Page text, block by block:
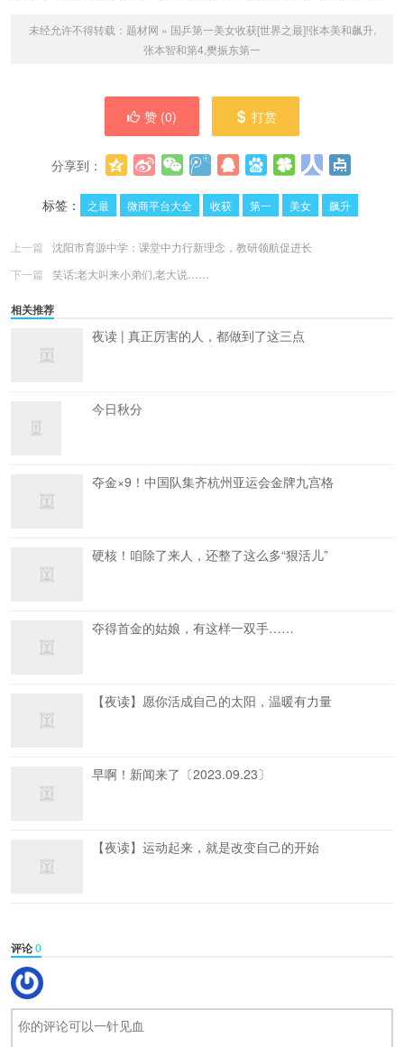
未经允许不得转载： 题材网 » 国乒第一美女收获[世界之最]!张本美和飙升,
张本智和第4,樊振东第一
赞 (0) 打赏
分享到：
标签：
之最 微商平台大全 收获 第一 美女 飙升
上一篇
沈阳市育源中学：课堂中力行新理念，教研领航促进长
下一篇
笑话:老大叫来小弟们,老大说……
相关推荐
夜读 | 真正厉害的人，都做到了这三点
今日秋分
夺金×9！中国队集齐杭州亚运会金牌九宫格
硬核！咱除了来人，还整了这么多“狠活儿”
夺得首金的姑娘，有这样一双手……
【夜读】愿你活成自己的太阳，温暖有力量
早啊！新闻来了〔2023.09.23〕
【夜读】运动起来，就是改变自己的开始
评论0